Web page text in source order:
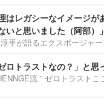
はレガシーなイメージ
いと思いました（阿部）」
平が語るエクスポージャ
ロトラストなの？」と思
流 ” ゼロトラストこ